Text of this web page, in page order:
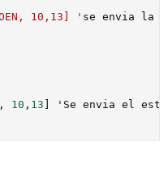
10,13] ' se envia la
, 10 , 13
'Se envia el